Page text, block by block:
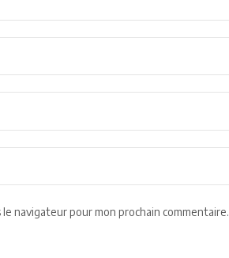
navigateur pour mon prochain commentaire.